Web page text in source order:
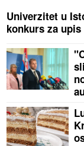
Univerzitet u
konkurs za